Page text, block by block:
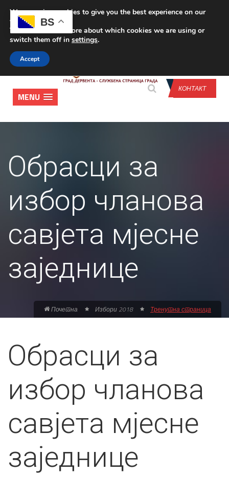
CONTACT US
КОНТАКТ
MENU
Обрасци за
избор чланова
савјета мјесне
заједнице
Почетна Избори 2018 Тренутна страница
Обрасци за
избор чланова
савјета мјесне
заједнице
BS
We are using cookies to give you the best experience on our
website.
You can find out more about which cookies we are using or
switch them off in settings.
Accept